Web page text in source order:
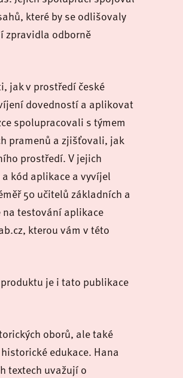
které by se odlišovaly
zpravidla odborně
jak v prostředí české
dovedností a aplikovat
spolupracovali s týmem
pramenů a zjišťovali, jak
prostředí. V jejich
kód aplikace a vyvíjel
50 učitelů základních a
na testování aplikace
kterou vám v této
je i tato publikace
oborů, ale také
edukace. Hana
textech uvažují o